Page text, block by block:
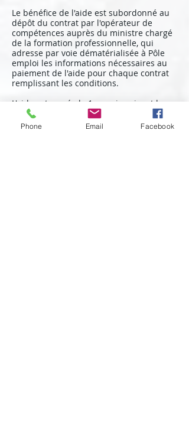
Le bénéfice de l'aide est subordonné au
dépôt du contrat par l'opérateur de
compétences auprès du ministre chargé
de la formation professionnelle, qui
adresse par voie dématérialisée à Pôle
emploi les informations nécessaires au
paiement de l'aide pour chaque contrat
remplissant les conditions.
L'aide est versée le 1er mois suivant la
transmission de la décision d'attribution,
puis tous les 3 mois sous réserve de la
transmission par l’employeur bénéficiaire
Phone Email Facebook